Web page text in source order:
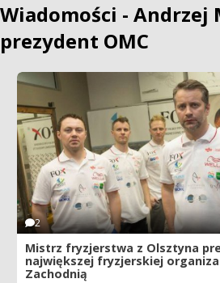
Wiadomości - Andrzej
prezydent OMC
2
Mistrz fryzjerstwa z Olsztyna
największej fryzjerskiej
Zachodnią